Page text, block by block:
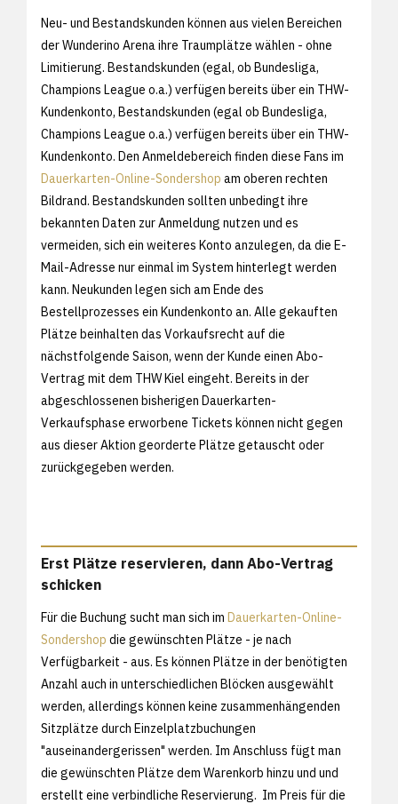
Neu- und Bestandskunden können aus vielen Bereichen
der Wunderino Arena ihre Traumplätze wählen - ohne
Limitierung. Bestandskunden (egal, ob Bundesliga,
Champions League o.a.) verfügen bereits über ein THW-
Kundenkonto, Bestandskunden (egal ob Bundesliga,
Champions League o.a.) verfügen bereits über ein THW-
Kundenkonto. Den Anmeldebereich finden diese Fans im
Dauerkarten-Online-Sondershop am oberen rechten
Bildrand. Bestandskunden sollten unbedingt ihre
bekannten Daten zur Anmeldung nutzen und es
vermeiden, sich ein weiteres Konto anzulegen, da die E-
Mail-Adresse nur einmal im System hinterlegt werden
kann. Neukunden legen sich am Ende des
Bestellprozesses ein Kundenkonto an. Alle gekauften
Plätze beinhalten das Vorkaufsrecht auf die
nächstfolgende Saison, wenn der Kunde einen Abo-
Vertrag mit dem THW Kiel eingeht. Bereits in der
abgeschlossenen bisherigen Dauerkarten-
Verkaufsphase erworbene Tickets können nicht gegen
aus dieser Aktion georderte Plätze getauscht oder
zurückgegeben werden.
Erst Plätze reservieren, dann Abo-Vertrag
schicken
Für die Buchung sucht man sich im Dauerkarten-Online-
Sondershop die gewünschten Plätze - je nach
Verfügbarkeit - aus. Es können Plätze in der benötigten
Anzahl auch in unterschiedlichen Blöcken ausgewählt
werden, allerdings können keine zusammenhängenden
Sitzplätze durch Einzelplatzbuchungen
"auseinandergerissen" werden. Im Anschluss fügt man
die gewünschten Plätze dem Warenkorb hinzu und und
erstellt eine verbindliche Reservierung. Im Preis für die